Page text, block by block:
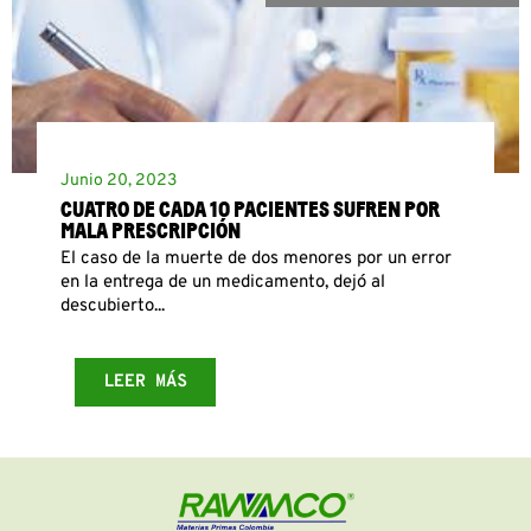
Junio 20, 2023
CUATRO DE CADA 10 PACIENTES SUFREN POR
MALA PRESCRIPCIÓN
El caso de la muerte de dos menores por un error
en la entrega de un medicamento, dejó al
descubierto...
LEER MÁS